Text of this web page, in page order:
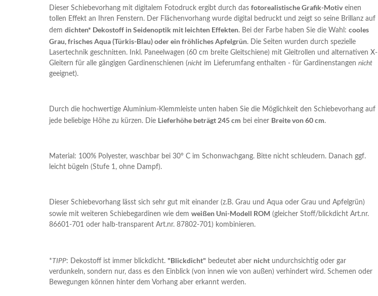
Dieser Schiebevorhang mit digitalem Fotodruck ergibt durch das fotorealistische Grafik-Motiveinen
tollen Effekt an Ihren Fenstern. Der Flächenvorhang wurde digital bedruckt und zeigt so seine Brillanz auf
dem dichten* Dekostoff in Seidenoptik mit leichten Effekten. Bei der Farbe haben Sie die Wahl: cooles
Grau, frisches Aqua (Türkis-Blau) oder ein fröhliches Apfelgrün. Die Seiten wurden durch spezielle
Lasertechnik geschnitten. Inkl. Paneelwagen (60 cm breite Gleitschiene) mit Gleitrollen und alternativen X-
Gleitern für alle gängigen Gardinenschienen (nicht im Lieferumfang enthalten - für Gardinenstangen nicht
geeignet).
Durch die hochwertige Aluminium-Klemmleiste unten haben Sie die Möglichkeit den Schiebevorhang auf
jede beliebige Höhe zu kürzen. Die Lieferhöhe beträgt 245 cm bei einer Breite von 60 cm.
Material: 100% Polyester, waschbar bei 30° C im Schonwachgang. Bitte nicht schleudern. Danach ggf.
leicht bügeln (Stufe 1, ohne Dampf).
Dieser Schiebevorhang lässt sich sehr gut mit einander (z.B. Grau und Aqua oder Grau und Apfelgrün)
sowie mit weiteren Schiebegardinen wie dem weißen Uni-Modell ROM (gleicher Stoff/blickdicht Art.nr.
86601-701 oder halb-transparent Art.nr. 87802-701) kombinieren.
* TIPP: Dekostoff ist immer blickdicht. "Blickdicht" bedeutet aber nicht undurchsichtig oder gar
verdunkeln, sondern nur, dass es den Einblick (von innen wie von außen) verhindert wird. Schemen oder
Bewegungen können hinter dem Vorhang aber erkannt werden.